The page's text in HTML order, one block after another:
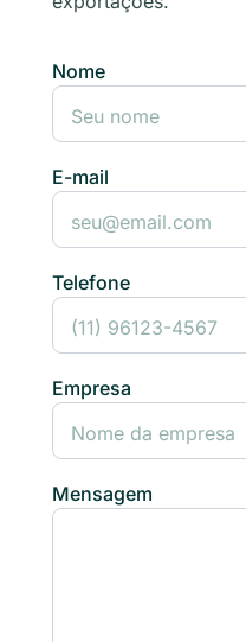
Nome
E-mail
Telefone
Empresa
Mensagem